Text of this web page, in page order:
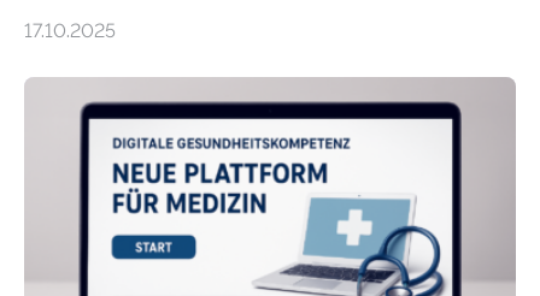
haben Dr. Morris Gellisch, ehemals an der Ruhr-
und Boris Burr von der Ruhr-Universität Bochum in
dafür eine technische Schnittstelle, über die
physiologische Daten in Echtzeit an das Sprachmodell
übermittelt werden können. Die Künstliche Intelligenz
kann dadurch auch die Sprache des Körpers
einbeziehen, auf die Menschen keinen bewussten
17.10.2025